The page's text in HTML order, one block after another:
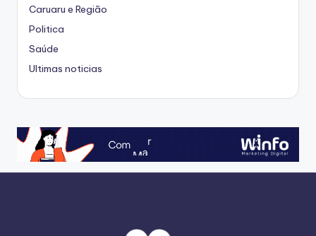
Caruaru e Região
Politica
Saúde
Ultimas noticias